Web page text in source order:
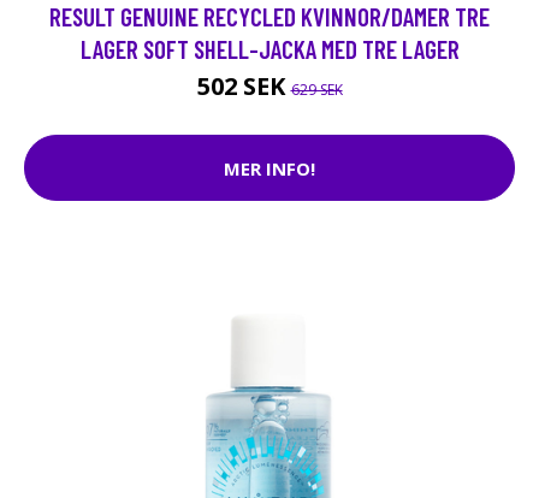
RESULT GENUINE RECYCLED KVINNOR/DAMER TRE
LAGER SOFT SHELL-JACKA MED TRE LAGER
502 SEK629 SEK
MER INFO!